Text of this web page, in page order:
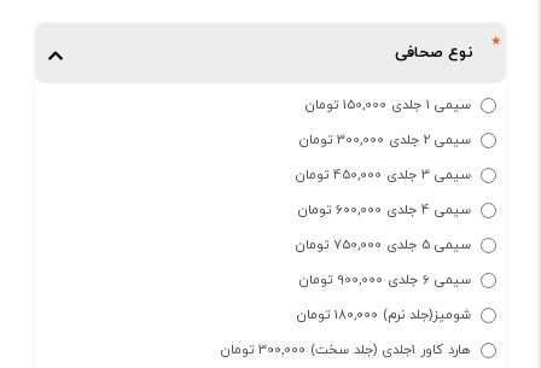
نوع صحافی
سیمی 1 جلدی 150,000 تومان
سیمی 2 جلدی 300,000 تومان
سیمی 3 جلدی 450,000 تومان
سیمی 4 جلدی 600,000 تومان
سیمی 5 جلدی 750,000 تومان
سیمی 6 جلدی 900,000 تومان
شومیز(جلد نرم) 180,000 تومان
هارد کاور 1جلدی (جلد سخت) 300,000 تومان